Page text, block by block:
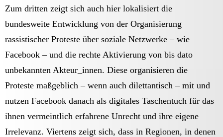
Zum dritten zeigt sich auch hier lokalisiert die
bundesweite Entwicklung von der Organisierung
rassistischer Proteste über soziale Netzwerke – wie
Facebook – und die rechte Aktivierung von bis dato
unbekannten Akteur_innen. Diese organisieren die
Proteste maßgeblich – wenn auch dilettantisch – mit und
nutzen Facebook danach als digitales Taschentuch für das
ihnen vermeintlich erfahrene Unrecht und ihre eigene
Irrelevanz. Viertens zeigt sich, dass in Regionen, in denen